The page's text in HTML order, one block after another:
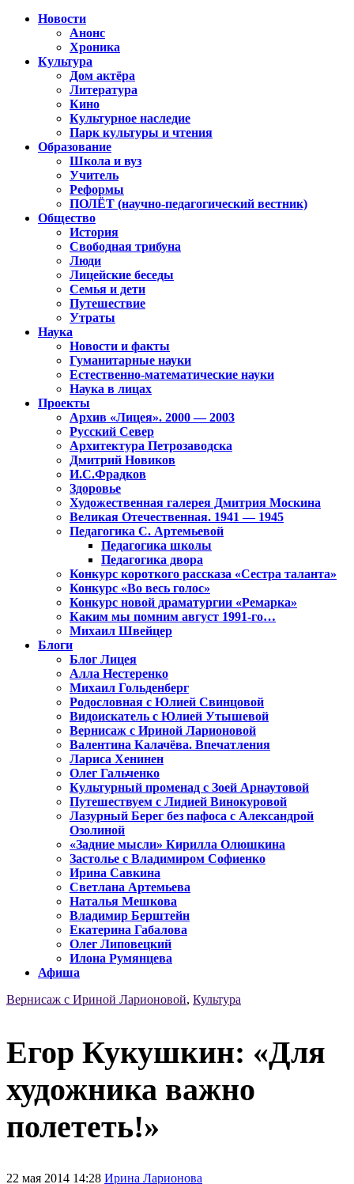
Новости
Анонс
Хроника
Культура
Дом актёра
Литература
Кино
Культурное наследие
Парк культуры и чтения
Образование
Школа и вуз
Учитель
Реформы
ПОЛЁТ (научно-педагогический вестник)
Общество
История
Свободная трибуна
Люди
Лицейские беседы
Семья и дети
Путешествие
Утраты
Наука
Новости и факты
Гуманитарные науки
Естественно-математические науки
Наука в лицах
Проекты
Архив «Лицея». 2000 — 2003
Русский Север
Архитектура Петрозаводска
Дмитрий Новиков
И.С.Фрадков
Здоровье
Художественная галерея Дмитрия Москина
Великая Отечественная. 1941 — 1945
Педагогика С. Артемьевой
Педагогика школы
Педагогика двора
Конкурс короткого рассказа «Сестра таланта»
Конкурс «Во весь голос»
Конкурс новой драматургии «Ремарка»
Каким мы помним август 1991-го…
Михаил Швейцер
Блоги
Блог Лицея
Алла Нестеренко
Михаил Гольденберг
Родословная с Юлией Свинцовой
Видоискатель с Юлией Утышевой
Вернисаж с Ириной Ларионовой
Валентина Калачёва. Впечатления
Лариса Хенинен
Олег Гальченко
Культурный променад с Зоей Арнаутовой
Путешествуем с Лидией Винокуровой
Лазурный Берег без пафоса с Александрой
Озолиной
«Задние мысли» Кирилла Олюшкина
Застолье с Владимиром Софиенко
Ирина Савкина
Светлана Артемьева
Наталья Мешкова
Владимир Берштейн
Екатерина Габалова
Олег Липовецкий
Илона Румянцева
Афиша
Вернисаж с Ириной Ларионовой, Культура
Егор Кукушкин: «Для
художника важно
полететь!»
22 мая 2014 14:28 Ирина Ларионова